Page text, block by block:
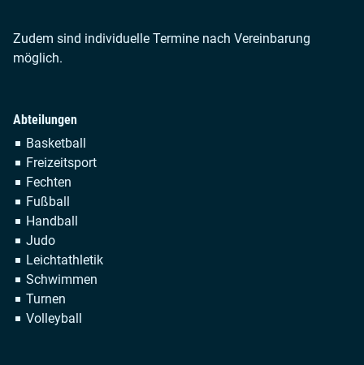
Zudem sind individuelle Termine nach Vereinbarung
möglich.
Abteilungen
Navigation
überspringen
Basketball
Freizeitsport
Fechten
Fußball
Handball
Judo
Leichtathletik
Schwimmen
Turnen
Volleyball